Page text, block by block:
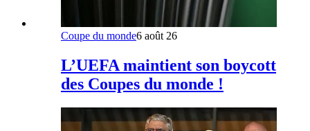
Coupe du monde6 août 26
L’UEFA maintient son boycott
des Coupes du monde !